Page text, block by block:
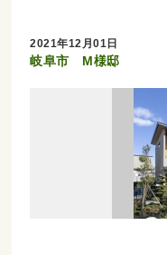
2021年12月01日
岐阜市 M様邸